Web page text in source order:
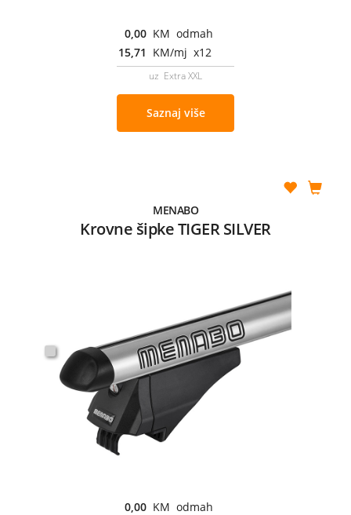
0,00 KM odmah
15,71 KM/mj x12
uz Extra XXL
Saznaj više
MENABO
Krovne šipke TIGER SILVER
0,00 KM odmah